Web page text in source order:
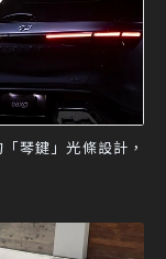
琴鍵」光條設計，